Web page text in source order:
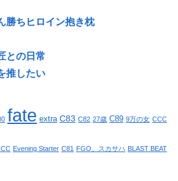
勝ちヒロイン抱き枕
との日常
推したい
fate extra C83 C82 27歳 C89 9万の女 CCC
Evening Starter C81 FGO、スカサハ BLAST BEAT